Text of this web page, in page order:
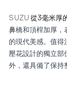
SUZU 從3毫米厚
鼻橋和頂桿加厚，
的現代美感。值得
壓花設計的獨立部
外，還具備了保持